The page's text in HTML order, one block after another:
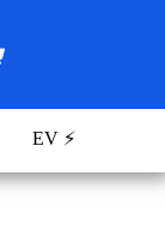
EV ⚡